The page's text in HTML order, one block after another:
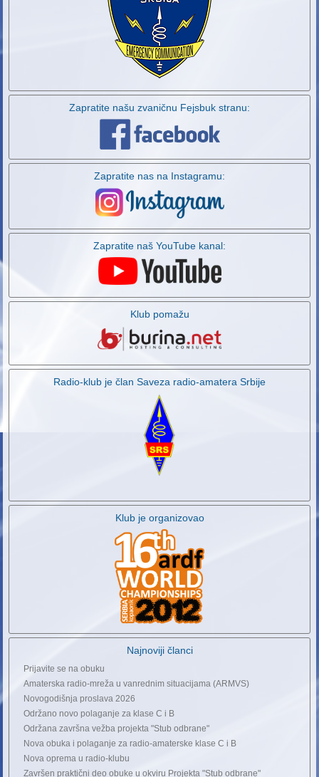
Zapratite našu zvaničnu Fejsbuk stranu:
Zapratite nas na Instagramu:
Zapratite naš YouTube kanal:
Klub pomažu
Radio-klub je član Saveza radio-amatera Srbije
Klub je organizovao
Najnoviji članci
Prijavite se na obuku
Amaterska radio-mreža u vanrednim situacijama (ARMVS)
Novogodišnja proslava 2026
Održano novo polaganje za klase C i B
Održana završna vežba projekta "Stub odbrane"
Nova obuka i polaganje za radio-amaterske klase C i B
Nova oprema u radio-klubu
Završen praktični deo obuke u okviru Projekta "Stub odbrane"